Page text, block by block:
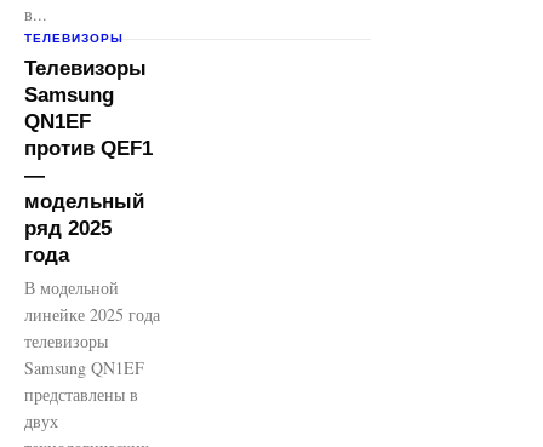
в...
ТЕЛЕВИЗОРЫ
Телевизоры
Samsung
QN1EF
против QEF1
—
модельный
ряд 2025
года
В модельной
линейке 2025 года
телевизоры
Samsung QN1EF
представлены в
двух